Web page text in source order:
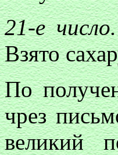
21-е число.
Взято
По
чрез
великий